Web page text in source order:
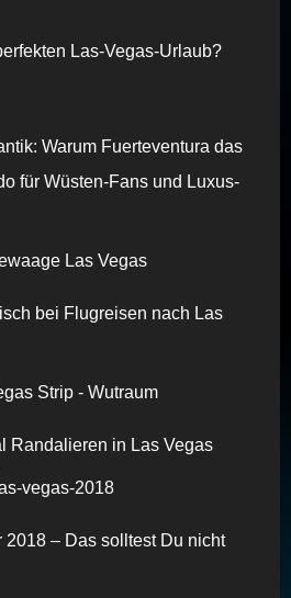
Las-Vegas-Urlaub?
Warum Fuerteventura das
für Wüsten-Fans und Luxus-
bei Flugreisen nach Las
Randalieren in Las Vegas
2018 – Das solltest Du nicht